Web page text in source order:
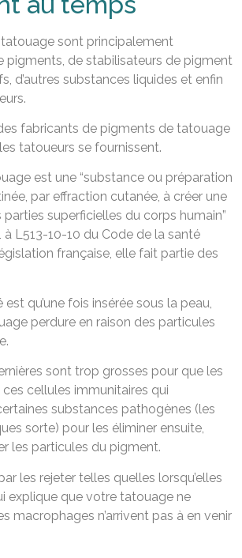
sont principalement
pigments, de stabilisateurs de pigment
d’autres substances liquides et enfin
fabricants de pigments de tatouage
tatoueurs se fournissent.
est une “substance ou préparation
par effraction cutanée, à créer une
parties superficielles du corps humain”
à L513-10-10 du Code de la santé
française, elle fait partie des
qu’une fois insérée sous la peau,
perdure en raison des particules
sont trop grosses pour que les
cellules immunitaires qui
substances pathogènes (les
sorte) pour les éliminer ensuite,
les particules du pigment.
les rejeter telles quelles lorsqu’elles
explique que votre tatouage ne
macrophages n’arrivent pas à en venir